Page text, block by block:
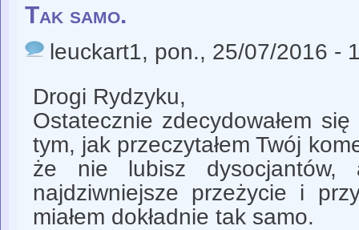
Tak samo.
leuckart1, pon., 25/07/2016 -
Drogi Rydzyku,
Ostatecznie zdecydowałem
tym, jak przeczytałem Twój
że nie lubisz dysocjantów,
najdziwniejsze przeżycie i
miałem dokładnie tak samo.